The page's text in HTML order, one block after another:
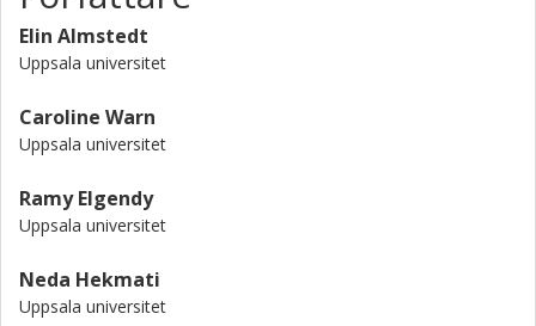
Elin Almstedt
Uppsala universitet
Caroline Warn
Uppsala universitet
Ramy Elgendy
Uppsala universitet
Neda Hekmati
Uppsala universitet